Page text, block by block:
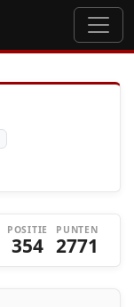
POSITIE
354
PUNTEN
2771